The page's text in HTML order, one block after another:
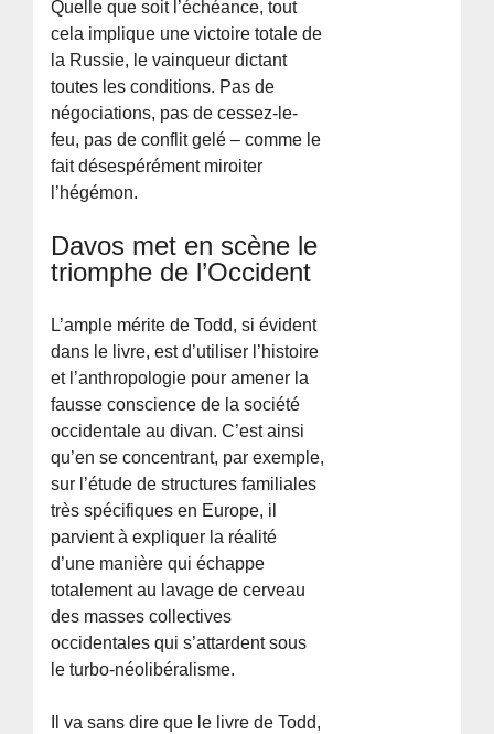
Quelle que soit l’échéance, tout
cela implique une victoire totale de
la Russie, le vainqueur dictant
toutes les conditions. Pas de
négociations, pas de cessez-le-
feu, pas de conflit gelé – comme le
fait désespérément miroiter
l’hégémon.
Davos met en scène le
triomphe de l’Occident
L’ample mérite de Todd, si évident
dans le livre, est d’utiliser l’histoire
et l’anthropologie pour amener la
fausse conscience de la société
occidentale au divan. C’est ainsi
qu’en se concentrant, par exemple,
sur l’étude de structures familiales
très spécifiques en Europe, il
parvient à expliquer la réalité
d’une manière qui échappe
totalement au lavage de cerveau
des masses collectives
occidentales qui s’attardent sous
le turbo-néolibéralisme.
Il va sans dire que le livre de Todd,